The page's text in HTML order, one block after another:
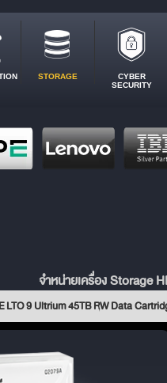
STORAGE
CYBER
SECURITY
จำหน่ายเครื่อง Storage
LTO 9 Ultrium 45TB RW Data